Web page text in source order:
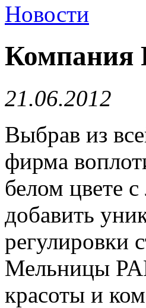
Новости
​Компания
21.06.2012
Выбрав из
фирма
белом цвете
добавить
регулировки
Мельницы
красоты и